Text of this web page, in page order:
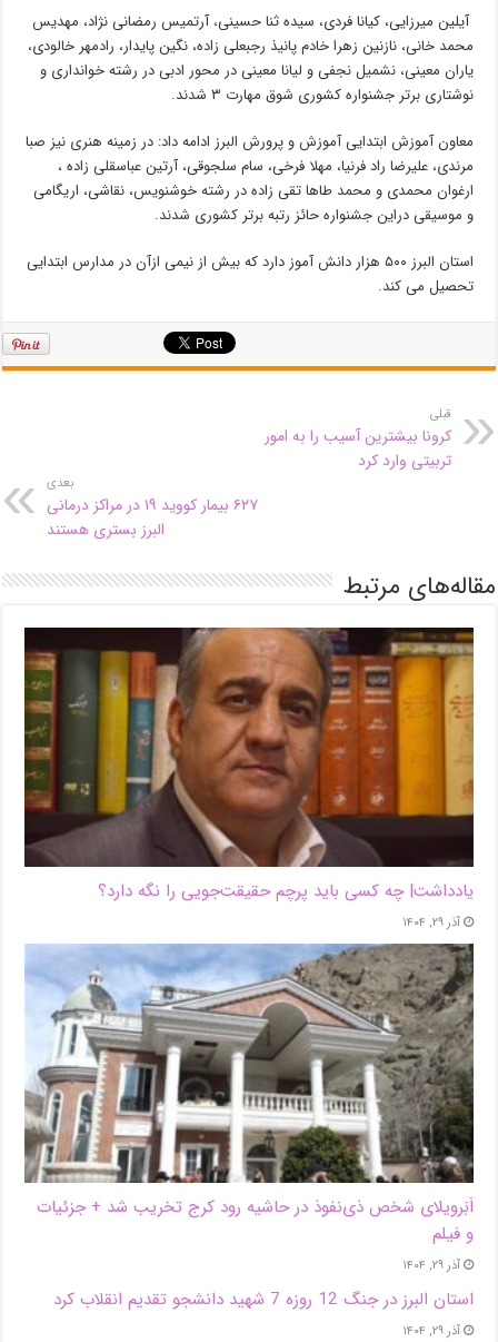
آیلین میرزایی، کیانا فردی، سیده ثنا حسینی، آرتمیس رمضانی نژاد، مهدیس
محمد خانی، نازنین زهرا خادم پانیذ رجبعلی زاده، نگین پایدار، رادمهر خالودی،
یاران معینی، نشمیل نجفی و لیانا معینی در محور ادبی در رشته خوانداری و
نوشتاری برتر جشنواره کشوری شوق مهارت ۳ شدند.
معاون آموزش ابتدایی آموزش و پرورش البرز ادامه داد: در زمینه هنری نیز صبا
مرندی، علیرضا راد فرنیا، مهلا فرخی، سام سلجوقی، آرتین عباسقلی زاده ،
ارغوان محمدی و محمد طاها تقی زاده در رشته خوشنویس، نقاشی، اریگامی
و موسیقی دراین جشنواره حائز رتبه برتر کشوری شدند.
استان البرز ۵۰۰ هزار دانش آموز دارد که بیش از نیمی ازآن در مدارس ابتدایی
تحصیل می کند.
قبلی
کرونا بیشترین آسیب را به امور
تربیتی وارد کرد
بعدی
۶۲۷ بیمار کووید ۱۹ در مراکز درمانی
البرز بستری هستند
مقاله‌های مرتبط
یادداشت| ‌چه کسی باید پرچم حقیقت‌جویی را نگه دارد؟
آذر ۲۹, ۱۴۰۴
اَبَر‌ویلای شخص ذی‌نفوذ در حاشیه‌ رود کرج تخریب شد + جزئیات
و فیلم
آذر ۲۹, ۱۴۰۴
استان البرز در جنگ 12 روزه 7 شهید دانشجو تقدیم انقلاب کرد
آذر ۲۹, ۱۴۰۴